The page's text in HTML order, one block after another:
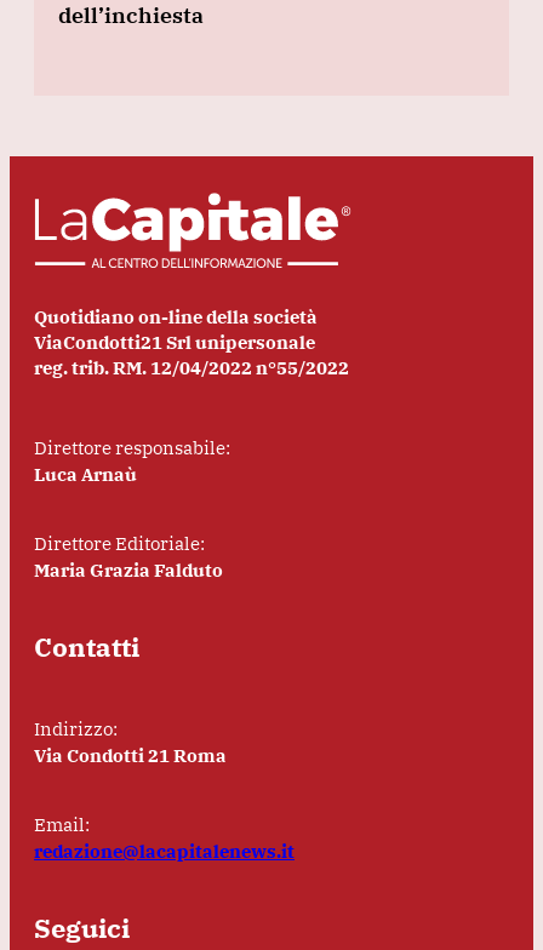
dell’inchiesta
Quotidiano on-line della società
ViaCondotti21 Srl unipersonale
reg. trib. RM. 12/04/2022 n°55/2022
Direttore responsabile:
Luca Arnaù
Direttore Editoriale:
Maria Grazia Falduto
Contatti
Indirizzo:
Via Condotti 21 Roma
Email:
redazione@lacapitalenews.it
Seguici